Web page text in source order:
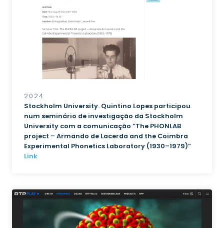
2024
Stockholm University. Quintino Lopes participou
num seminário de investigação da Stockholm
University com a comunicação “The PHONLAB
project – Armando de Lacerda and the Coimbra
Experimental Phonetics Laboratory (1930–1979)”
Link